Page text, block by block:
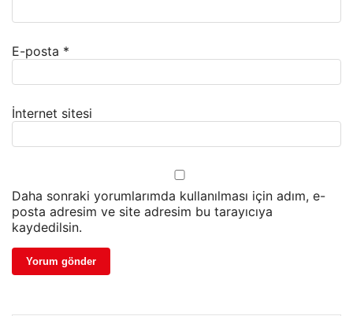
E-posta *
İnternet sitesi
Daha sonraki yorumlarımda kullanılması için adım, e-
posta adresim ve site adresim bu tarayıcıya
kaydedilsin.